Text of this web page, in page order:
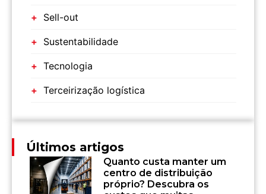
Sell-out
Sustentabilidade
Tecnologia
Terceirização logística
Últimos artigos
Quanto custa manter um
centro de distribuição
próprio? Descubra os